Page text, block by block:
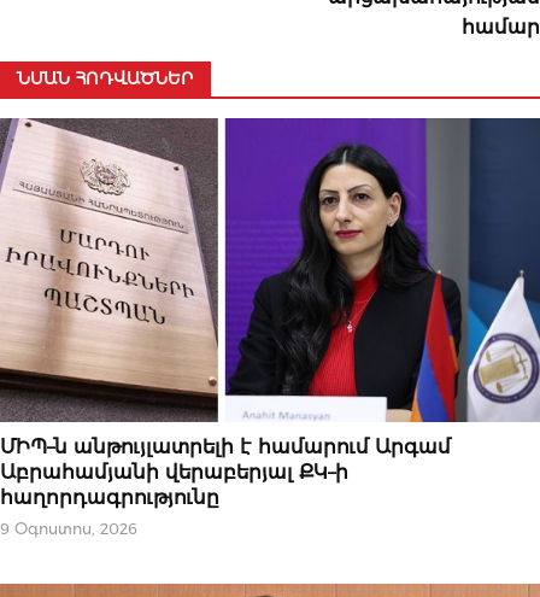
համար
ՆՄԱՆ ՀՈԴՎԱԾՆԵՐ
ՆՈՐՈՒԹՅՈՒՆՆԵՐ
ՄԻՊ–ն անթույլատրելի է համարում Արգամ
Աբրահամյանի վերաբերյալ ՔԿ–ի
հաղորդագրությունը
9 Օգոստոս, 2026